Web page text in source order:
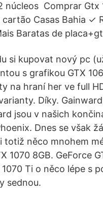
núcleos Comprar
cartão Casas Bahia ✓
Baratas de
si kupovat nový pc
s grafikou GTX
na hraní her ve full
Díky.
jsou v našich
Dnes se však
totiž něco mnohem
1070 8GB. GeForce
1070 Ti o něco lépe s
sednou.